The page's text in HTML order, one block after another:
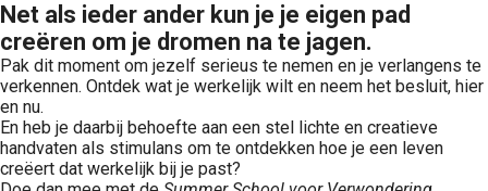
Net als ieder ander kun je je eigen pad
creëren om je dromen na te jagen.
Pak dit moment om jezelf serieus te nemen en je verlangens te
verkennen. Ontdek wat je werkelijk wilt en neem het besluit, hier
en nu.
En heb je daarbij behoefte aan een stel lichte en creatieve
handvaten als stimulans om te ontdekken hoe je een leven
creëert dat werkelijk bij je past?